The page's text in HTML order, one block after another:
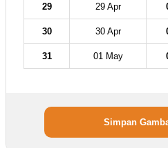
29 29 Apr
30 30 Apr
31 01 May
Simpan